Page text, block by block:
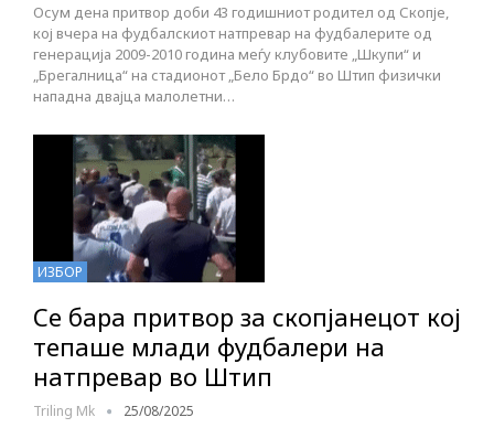
Осум дена притвор доби 43 годишниот родител од Скопје,
кој вчера на фудбалскиот натпревар на фудбалерите од
генерација 2009-2010 година меѓу клубовите „Шкупи“ и
„Брегалница“ на стадионот „Бело Брдо“ во Штип физички
нападна двајца малолетни…
ИЗБОР
Се бара притвор за скопјанецот кој
тепаше млади фудбалери на
натпревар во Штип
Triling Mk 25/08/2025